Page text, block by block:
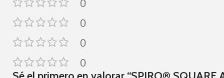
0
0
0
0